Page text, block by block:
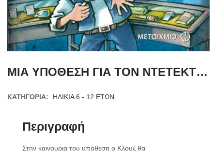
ΜΙΑ ΥΠΟΘΕΣΗ ΓΙΑ ΤΟΝ ΝΤΕΤΕΚΤΙΒ ΚΛΟΥΖ Η ΠΙΠΑ ΤΟΥ ΣΕΡΛΟΚ
ΚΑΤΗΓΟΡΊΑ: ΗΛΙΚΙΑ 6 - 12 ΕΤΩΝ
Περιγραφή
Στην καινούρια του υπόθεση ο Κλουζ θα